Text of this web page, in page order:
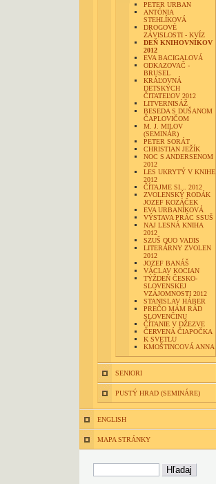
PETER URBAN
ANTÓNIA
STEHLÍKOVÁ
DROGOVÉ
ZÁVISLOSTI - KVÍZ
DEŇ KNIHOVNÍKOV
2012
EVA BACIGALOVÁ
ODKAZOVAČ -
BRUSEL
KRÁĽOVNÁ
DETSKÝCH
ČITATEĽOV 2012
LITVERNISÁŽ
BESEDA S DUŠANOM
ČAPLOVIČOM
M. J. MILOV
(SEMINÁR)
PETER SORÁT
CHRISTIAN JEŽÍK
NOC S ANDERSENOM
2012
LES UKRYTÝ V KNIHE
2012
ČÍTAJME SI... 2012
ZVOLENSKÝ RODÁK
JOZEF KOZÁČEK
EVA URBANÍKOVÁ
VÝSTAVA PRÁC SSUŠ
NAJ LESNÁ KNIHA
2012
SZUŠ QUO VADIS
LITERÁRNY ZVOLEN
2012
JOZEF BANÁŠ
VÁCLAV KOCIAN
TÝŽDEŇ ČESKO-
SLOVENSKEJ
VZÁJOMNOSTI 2012
STANISLAV HÁBER
PREČO MÁM RÁD
SLOVENČINU
ČÍTANIE V DŽEZVE
ČERVENÁ ČIAPOČKA
K SVETLU
KMOŠTINCOVÁ ANNA
SENIORI
PUSTÝ HRAD (SEMINÁRE)
ENGLISH
MAPA STRÁNKY